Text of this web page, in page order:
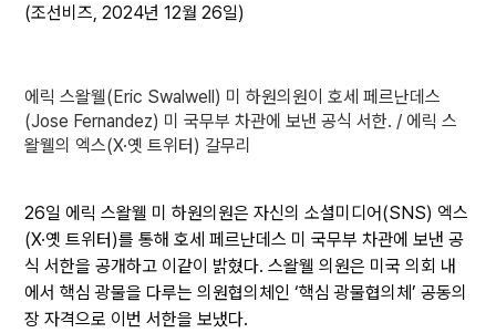
(조선비즈, 2024년 12월 26일)
에릭 스왈웰(Eric Swalwell) 미 하원의원이 호세 페르난데스
(Jose Fernandez) 미 국무부 차관에 보낸 공식 서한. / 에릭 스
왈웰의 엑스(X·옛 트위터) 갈무리
26일 에릭 스왈웰 미 하원의원은 자신의 소셜미디어(SNS) 엑스
(X·옛 트위터)를 통해 호세 페르난데스 미 국무부 차관에 보낸 공
식 서한을 공개하고 이같이 밝혔다. 스왈웰 의원은 미국 의회 내
에서 핵심 광물을 다루는 의원협의체인 ‘핵심 광물협의체’ 공동의
장 자격으로 이번 서한을 보냈다.